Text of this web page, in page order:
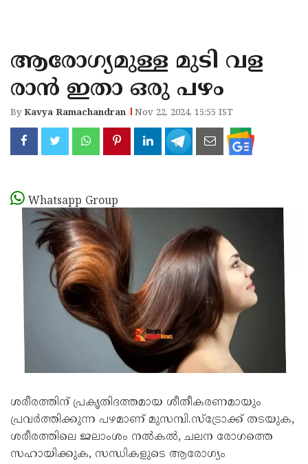
KANNUR
KASARAGOD
ആരോഗ്യമുള്ള മുടി വള
രാൻ ഇതാ ഒരു പഴം
ByKavya Ramachandran Nov 22, 2024, 15:55 IST
Whatsapp Group
ശരീരത്തിന് പ്രകൃതിദത്തമായ ശീതീകരണമായും
പ്രവർത്തിക്കുന്ന പഴമാണ് മുസമ്പി.സ്ട്രോക്ക് തടയുക,
ശരീരത്തിലെ ജലാംശം നൽകൽ, ചലന രോഗത്തെ
സഹായിക്കുക, സന്ധികളുടെ ആരോഗ്യം